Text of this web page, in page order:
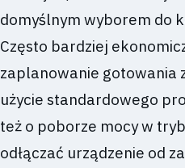
domyślnym wyborem do
Często bardziej
zaplanowanie gotowania
użycie standardowego
też o poborze mocy w
odłączać urządzenie od